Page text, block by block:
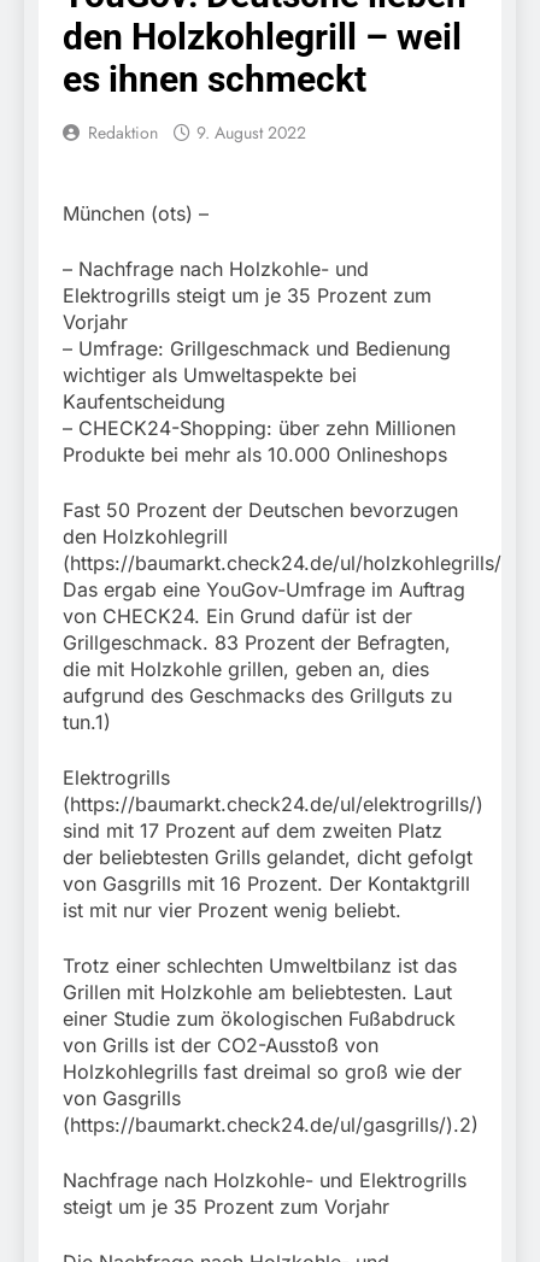
Einreisekontrolle sicher
Strafverfahren wegen
Verstoßes gegen das
Betäubungsmittelgesetz
Bundespolizeidirektion
München: Bundespolizei
nimmt Georgier wegen
Täuschungsversuch ohne
7. August 2026
POL-MFR: (727)
Schmuckdiebstahl aus
Festnahme nach
sexueller Belästigung
Bundespolizeidirektion
München: Bundespolizei
grenzüberschreitenden
Verkehr / Waffenfund im
Bundespolizeidirektion
München: Schneller
Reise nach Ungarn
beendet / Bundespolizei
Ungarn mit
Auslieferungshaftbefehl
fest
Bundespolizeidirektion
München: Ausgesetzte
Bamberg aufgefunden –
Fundtier
HZA-R: Zoll deckt auf:
Schrotthändler
erschleicht rund 45.000
Euro Sozialleistungen
Ermittlungen der
Finanzkontrolle
Schwarzarbeit führen zu
rechtskräftiger
Verurteilung wegen
6. August 2026
den Holzkohlegrill – weil
es ihnen schmeckt
Redaktion 9. August 2022
München (ots) –
– Nachfrage nach Holzkohle- und
Elektrogrills steigt um je 35 Prozent zum
Vorjahr
– Umfrage: Grillgeschmack und Bedienung
wichtiger als Umweltaspekte bei
Kaufentscheidung
– CHECK24-Shopping: über zehn Millionen
Produkte bei mehr als 10.000 Onlineshops
Fast 50 Prozent der Deutschen bevorzugen
den Holzkohlegrill
(https://baumarkt.check24.de/ul/holzkohlegrills/).
Das ergab eine YouGov-Umfrage im Auftrag
von CHECK24. Ein Grund dafür ist der
Grillgeschmack. 83 Prozent der Befragten,
die mit Holzkohle grillen, geben an, dies
aufgrund des Geschmacks des Grillguts zu
tun.1)
Elektrogrills
(https://baumarkt.check24.de/ul/elektrogrills/)
sind mit 17 Prozent auf dem zweiten Platz
der beliebtesten Grills gelandet, dicht gefolgt
von Gasgrills mit 16 Prozent. Der Kontaktgrill
ist mit nur vier Prozent wenig beliebt.
Trotz einer schlechten Umweltbilanz ist das
Grillen mit Holzkohle am beliebtesten. Laut
einer Studie zum ökologischen Fußabdruck
von Grills ist der CO2-Ausstoß von
Holzkohlegrills fast dreimal so groß wie der
von Gasgrills
(https://baumarkt.check24.de/ul/gasgrills/).2)
Nachfrage nach Holzkohle- und Elektrogrills
steigt um je 35 Prozent zum Vorjahr